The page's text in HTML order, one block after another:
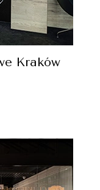
Kraków